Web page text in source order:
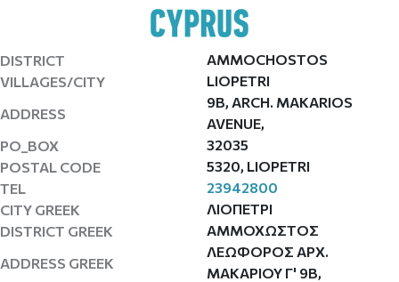
DISTRICT
AMMOCHOSTOS
VILLAGES/CITY
LIOPETRI
ADDRESS
9B, ARCH. MAKARIOS
AVENUE,
PO_BOX
32035
POSTAL CODE
5320, LIOPETRI
TEL
23942800
CITY GREEK
ΛΙΟΠΕΤΡΙ
DISTRICT GREEK
ΑΜΜΟΧΩΣΤΟΣ
ADDRESS GREEK
ΛΕΩΦΟΡΟΣ ΑΡΧ.
ΜΑΚΑΡΙΟΥ Γ' 9Β,